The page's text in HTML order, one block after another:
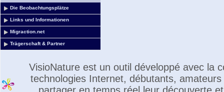
Die Beobachtungsplätze
Links und Informationen
Migraction.net
Trägerschaft & Partner
VisioNature est un outil développé avec la
technologies Internet, débutants,